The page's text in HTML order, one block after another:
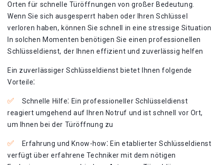
Orten für schnelle Türöffnungen von großer Bedeutung.
Wenn Sie sich ausgesperrt haben oder Ihren Schlüssel
verloren haben, können Sie schnell in eine stressige Situation
In solchen Momenten benötigen Sie einen professionellen
Schlüsseldienst, der Ihnen effizient und zuverlässig helfen
Ein zuverlässiger Schlüsseldienst bietet Ihnen folgende
Vorteile⁚
Schnelle Hilfe⁚ Ein professioneller Schlüsseldienst
reagiert umgehend auf Ihren Notruf und ist schnell vor Ort,
um Ihnen bei der Türöffnung zu
Erfahrung und Know-how⁚ Ein etablierter Schlüsseldienst
verfügt über erfahrene Techniker mit dem nötigen